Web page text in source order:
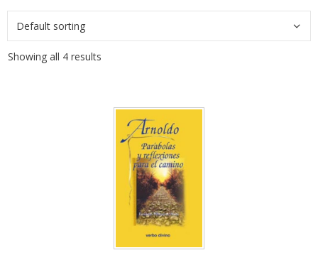
Showing all 4 results